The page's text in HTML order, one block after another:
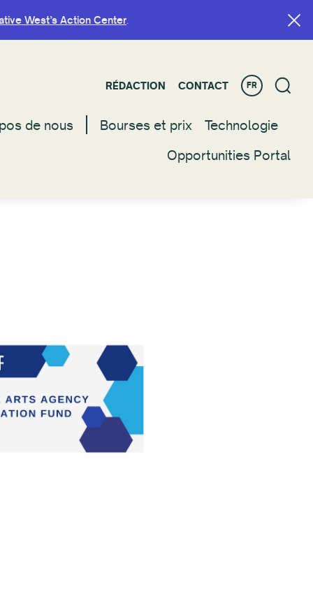
West’s Action Center.
RÉDACTION CONTACT FR
de nous Bourses et prix
Technologie
Opportunities Portal
West’s Action Center.
RÉDACTION CONTACT FR
de nous Bourses et prix
Technologie
Opportunities Portal